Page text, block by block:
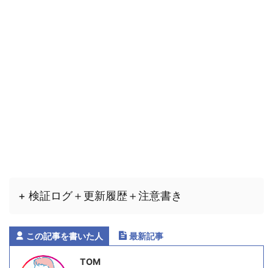
+ 検証ログ＋更新履歴＋注意書き
この記事を書いた人 最新記事
TOM